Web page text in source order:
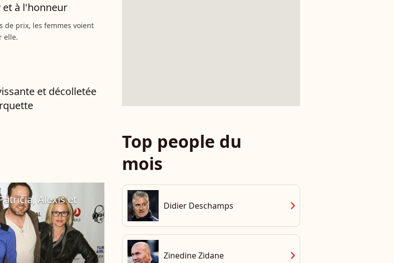
et à l'honneur
de prix, les femmes voient
elle.
et décolletée
Alexis et
Top people du
mois
Didier Deschamps chevron_right
Zinedine Zidane chevron_right